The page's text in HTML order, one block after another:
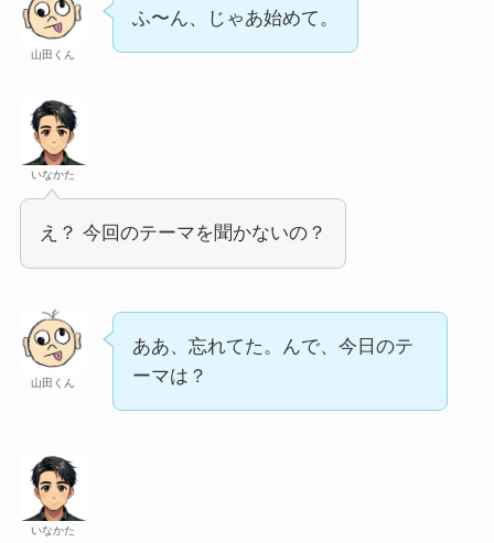
山田くん
ふ〜ん、じゃあ始めて。
いなかた
え？ 今回のテーマを聞かないの？
山田くん
ああ、忘れてた。んで、今日のテ
ーマは？
いなかた